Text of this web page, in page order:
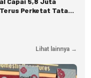
Terus Perketat Tata
Lihat lainnya →